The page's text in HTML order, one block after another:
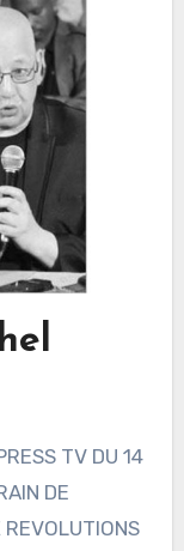
TV DU 14
DE